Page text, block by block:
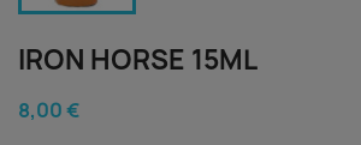
IRON HORSE 15ML
8,00 €